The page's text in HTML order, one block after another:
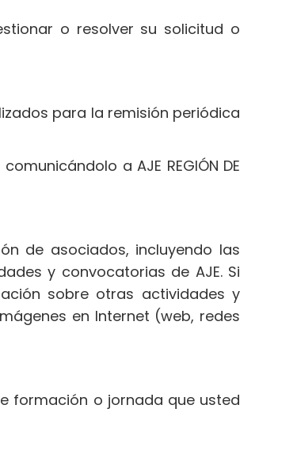
o resolver su solicitud o
para la remisión periódica
a AJE REGIÓN DE
de asociados, incluyendo las
y convocatorias de AJE. Si
sobre otras actividades y
en Internet (web, redes
formación o jornada que usted